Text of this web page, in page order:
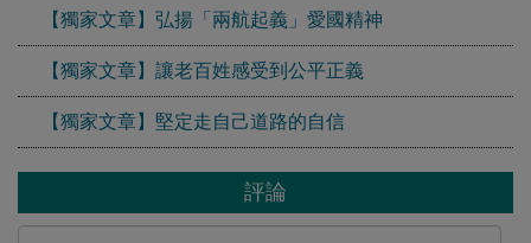
【獨家文章】弘揚「兩航起義」愛國精神
【獨家文章】讓老百姓感受到公平正義
【獨家文章】堅定走自己道路的自信
評論